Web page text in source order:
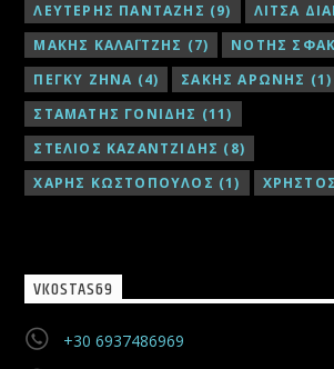
ΛΕΥΤΕΡΗΣ ΠΑΝΤΑΖΗΣ (9) ΛΙΤΣΑ
ΜΑΚΗΣ ΚΑΛΑΪΤΖΗΣ (7) ΝΟΤΗΣ
ΠΕΓΚΥ ΖΗΝΑ (4) ΣΑΚΗΣ ΑΡΩΝΗΣ (1)
ΣΤΑΜΑΤΗΣ ΓΟΝΙΔΗΣ (11)
ΣΤΕΛΙΟΣ ΚΑΖΑΝΤΖΙΔΗΣ (8)
ΧΑΡΗΣ ΚΩΣΤΟΠΟΥΛΟΣ (1)
VKOSTAS69
+30 6937486969